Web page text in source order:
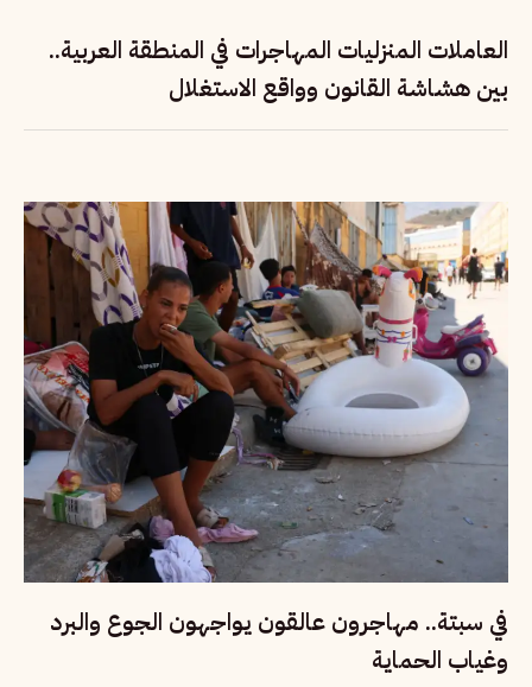
العاملات المنزليات المهاجرات في المنطقة العربية..
بين هشاشة القانون وواقع الاستغلال
في سبتة.. مهاجرون عالقون يواجهون الجوع والبرد
وغياب الحماية